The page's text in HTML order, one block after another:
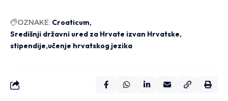
OZNAKE: Croaticum
Središnji državni ured za Hrvate izvan Hrvatske
stipendije učenje hrvatskog jezika